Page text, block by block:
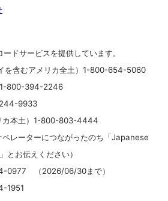
ドサービスを提供しています。
を含むアメリカ全土）1-800-654-5060
1-800-394-2246
9933
カ本土）1-800-803-4444
レーターにつながったのち「Japanese
お伝えください）
0977 （2026/06/30まで）
1951